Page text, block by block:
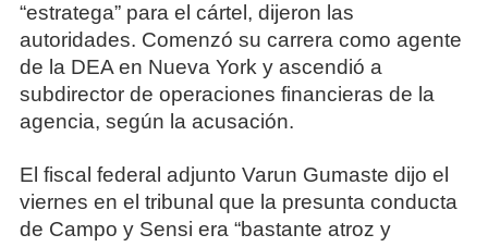
“estratega” para el cártel, dijeron las
autoridades. Comenzó su carrera como agente
de la DEA en Nueva York y ascendió a
subdirector de operaciones financieras de la
agencia, según la acusación.
El fiscal federal adjunto Varun Gumaste dijo el
viernes en el tribunal que la presunta conducta
de Campo y Sensi era “bastante atroz y